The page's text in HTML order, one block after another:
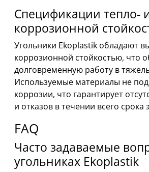
Спецификации тепло-
коррозионной
Угольники Ekoplastik обладают
коррозионной стойкостью, что
долговременную работу в
Используемые материалы не
коррозии, что гарантирует
и отказов в течении всего срока
FAQ
Часто задаваемые
угольниках Ekoplastik